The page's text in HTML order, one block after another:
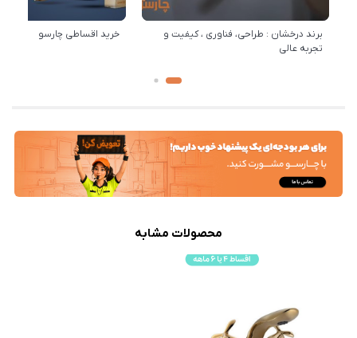
برند درخشان : طراحی، فناوری ، کیفیت و
تجربه عالی
خرید اقساطی چارسو
محصولات مشابه